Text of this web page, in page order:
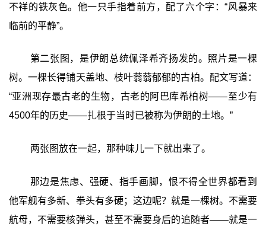
不祥的铁灰色。他一只手指着前方，配了六个字：“风暴来
临前的平静”。
第二张图，是伊朗总统佩泽希齐扬发的。照片是一棵
树。一棵长得铺天盖地、枝叶蓊蓊郁郁的古柏。配文写道：
“亚洲现存最古老的生物，古老的阿巴库希柏树——至少有
4500年的历史——扎根于当时已被称为伊朗的土地。”
两张图放在一起，那种味儿一下就出来了。
那边是焦虑、强硬、指手画脚，恨不得全世界都看到
他军舰有多新、拳头有多硬；这边呢？就是一棵树。不需要
航母，不需要核弹头，甚至不需要身后的追随者——就是一